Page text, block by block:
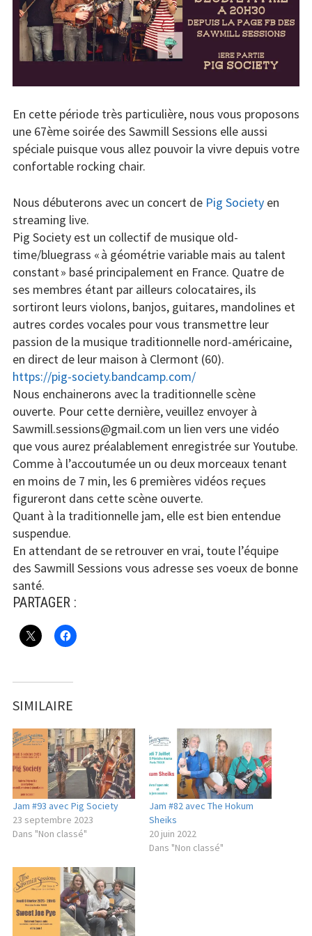
Liens
Contact /
En cette période très particulière, nous vous proposons
une 67ème soirée des Sawmill Sessions elle aussi
spéciale puisque vous allez pouvoir la vivre depuis votre
confortable rocking chair.
Nous débuterons avec un concert de Pig Societyen
streaming live.
Pig Society est un collectif de musique old-
time/bluegrass « à géométrie variable mais au talent
constant » basé principalement en France. Quatre de
ses membres étant par ailleurs colocataires, ils
sortiront leurs violons, banjos, guitares, mandolines et
autres cordes vocales pour vous transmettre leur
passion de la musique traditionnelle nord-américaine,
en direct de leur maison à Clermont (60).
https://pig-society.bandcamp.com/
Nous enchainerons avec la traditionnelle scène
ouverte. Pour cette dernière, veuillez envoyer à
Sawmill.sessions@gmail.com un lien vers une vidéo
que vous aurez préalablement enregistrée sur Youtube.
Comme à l’accoutumée un ou deux morceaux tenant
en moins de 7 min, les 6 premières vidéos reçues
figureront dans cette scène ouverte.
Quant à la traditionnelle jam, elle est bien entendue
suspendue.
En attendant de se retrouver en vrai, toute l’équipe
des Sawmill Sessions vous adresse ses voeux de bonne
santé.
PARTAGER :
SIMILAIRE
Jam #93 avec Pig Society
23 septembre 2023
Dans "Non classé"
Jam #82 avec The Hokum
Sheiks
20 juin 2022
Dans "Non classé"